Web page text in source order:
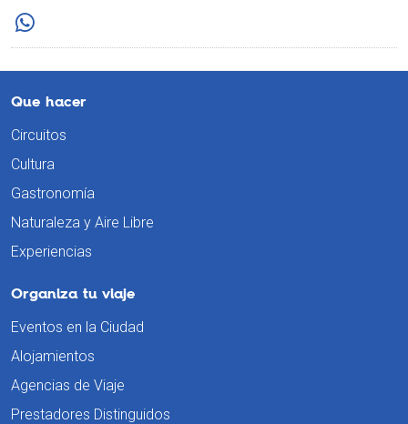
Que hacer
Circuitos
Cultura
Gastronomía
Naturaleza y Aire Libre
Experiencias
Organiza tu viaje
Eventos en la Ciudad
Alojamientos
Agencias de Viaje
Prestadores Distinguidos